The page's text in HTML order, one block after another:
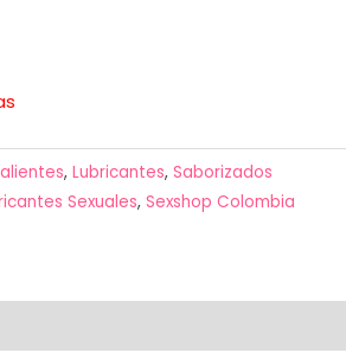
, Lubricantes, Saborizados
Sexuales, Sexshop Colombia